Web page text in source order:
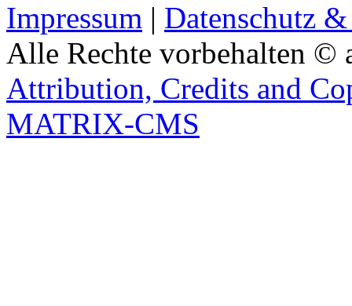
Impressum | Datenschutz
Alle Rechte vorbehalten ©
Attribution, Credits and
MATRIX-CMS